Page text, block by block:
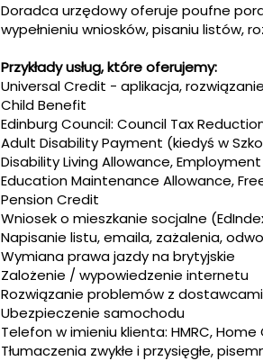
Doradca urzędowy oferuje poufne
wypełnieniu wniosków, pisaniu listów,
Przykłady usług, które oferujemy:
Universal Credit - aplikacja,
Child Benefit
Edinburg Council: Council Tax
Adult Disability Payment (kiedyś w
Disability Living Allowance,
Education Maintenance Allowance,
Pension Credit
Wniosek o mieszkanie socjalne
Napisanie listu, emaila, zażalenia,
Wymiana prawa jazdy na brytyjskie
Zalożenie / wypowiedzenie internetu
Rozwiązanie problemów z
Ubezpieczenie samochodu
Telefon w imieniu klienta: HMRC,
Tłumaczenia zwykłe i przysięgłe,